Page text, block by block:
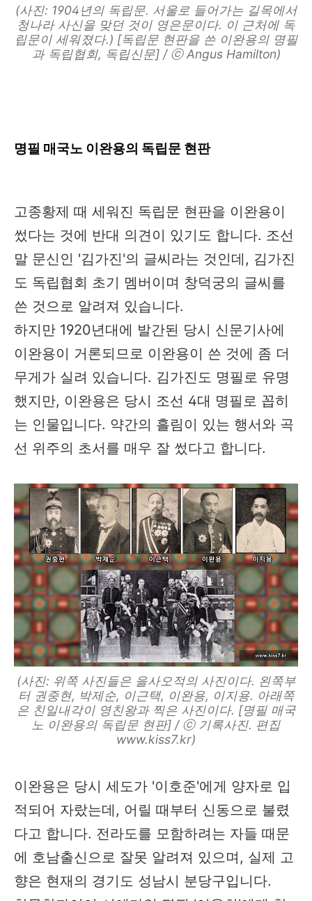
(사진: 1904년의 독립문. 서울로 들어가는 길목에서
청나라 사신을 맞던 것이 영은문이다. 이 근처에 독
립문이 세워졌다.) [독립문 현판을 쓴 이완용의 명필
과 독립협회, 독립신문] / ⓒ Angus Hamilton)
명필 매국노 이완용의 독립문 현판
고종황제 때 세워진 독립문 현판을 이완용이
썼다는 것에 반대 의견이 있기도 합니다. 조선
말 문신인 '김가진'의 글씨라는 것인데, 김가진
도 독립협회 초기 멤버이며 창덕궁의 글씨를
쓴 것으로 알려져 있습니다.
하지만 1920년대에 발간된 당시 신문기사에
이완용이 거론되므로 이완용이 쓴 것에 좀 더
무게가 실려 있습니다. 김가진도 명필로 유명
했지만, 이완용은 당시 조선 4대 명필로 꼽히
는 인물입니다. 약간의 흘림이 있는 행서와 곡
선 위주의 초서를 매우 잘 썼다고 합니다.
(사진: 위쪽 사진들은 을사오적의 사진이다. 왼쪽부
터 권중현, 박제순, 이근택, 이완용, 이지용. 아래쪽
은 친일내각이 영친왕과 찍은 사진이다. [명필 매국
노 이완용의 독립문 현판] / ⓒ 기록사진. 편집
www.kiss7.kr)
이완용은 당시 세도가 '이호준'에게 양자로 입
적되어 자랐는데, 어릴 때부터 신동으로 불렸
다고 합니다. 전라도를 모함하려는 자들 때문
에 호남출신으로 잘못 알려져 있으며, 실제 고
향은 현재의 경기도 성남시 분당구입니다.